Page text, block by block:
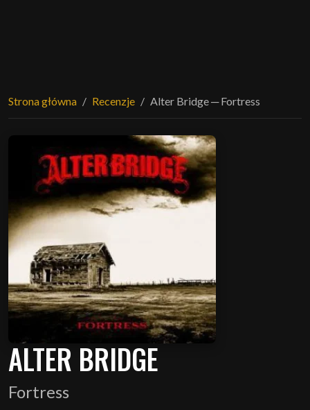
Strona główna Recenzje Alter Bridge ─ Fortress
ALTER BRIDGE
Fortress